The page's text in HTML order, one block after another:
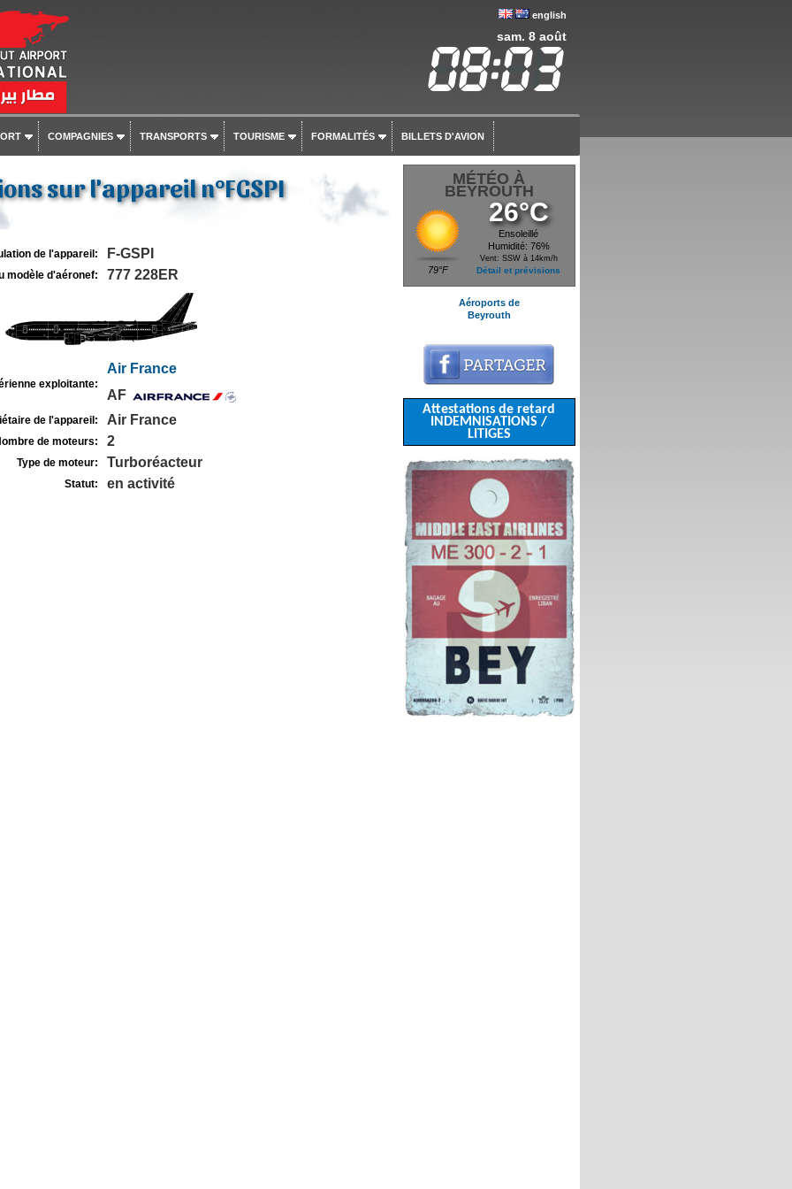
english
sam. 8 août
COMPAGNIES TRANSPORTS TOURISME FORMALITÉS BILLETS D'AVION
sur l'appareil n°FGSPI
de l'appareil: F-GSPI
modèle d'aéronef: 777 228ER
exploitante:
Air France
AF
de l'appareil: Air France
de moteurs: 2
Type de moteur: Turboréacteur
Statut: en activité
MÉTÉO À
BEYROUTH
79°F
26°C
Ensoleillé
Humidité: 76%
Vent: SSW à 14km/h
Détail et prévisions
Aéroports de
Beyrouth
Attestations de retard
INDEMNISATIONS /
LITIGES